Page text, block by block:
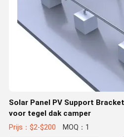
Solar Panel PV Support
voor tegel dak camper
Prijs：$2-$200 MOQ：1